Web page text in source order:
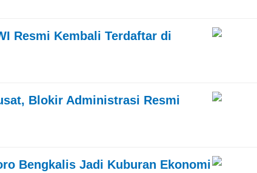
Resmi Kembali Terdaftar di
Blokir Administrasi Resmi
Bengkalis Jadi Kuburan Ekonomi